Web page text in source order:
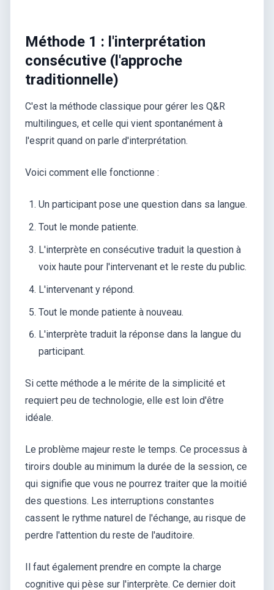
Méthode 1 : l'interprétation
consécutive (l'approche
traditionnelle)
C'est la méthode classique pour gérer les Q&R
multilingues, et celle qui vient spontanément à
l'esprit quand on parle d'interprétation.
Voici comment elle fonctionne :
Un participant pose une question dans sa langue.
Tout le monde patiente.
L'interprète en consécutive traduit la question à
voix haute pour l'intervenant et le reste du public.
L'intervenant y répond.
Tout le monde patiente à nouveau.
L'interprète traduit la réponse dans la langue du
participant.
Si cette méthode a le mérite de la simplicité et
requiert peu de technologie, elle est loin d'être
idéale.
Le problème majeur reste le temps. Ce processus à
tiroirs double au minimum la durée de la session, ce
qui signifie que vous ne pourrez traiter que la moitié
des questions. Les interruptions constantes
cassent le rythme naturel de l'échange, au risque de
perdre l'attention du reste de l'auditoire.
Il faut également prendre en compte la charge
cognitive qui pèse sur l'interprète. Ce dernier doit